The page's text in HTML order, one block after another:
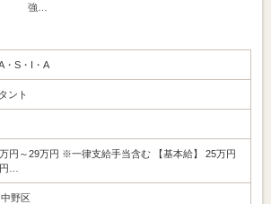
強…
・S・I・A
ント
円～29万円 ※一律支給手当含む 【基本給】 25万円
…
野区